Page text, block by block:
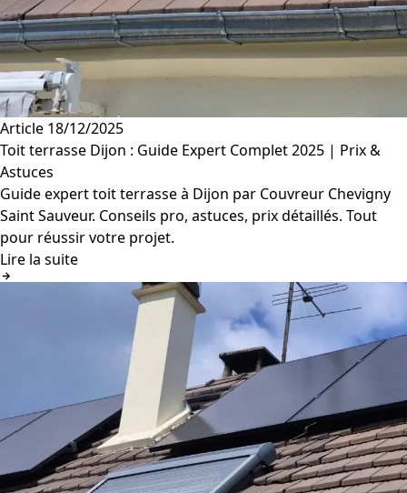
Article 18/12/2025
Toit terrasse Dijon : Guide Expert Complet 2025 | Prix &
Astuces
Guide expert toit terrasse à Dijon par Couvreur Chevigny
Saint Sauveur. Conseils pro, astuces, prix détaillés. Tout
pour réussir votre projet.
Lire la suite